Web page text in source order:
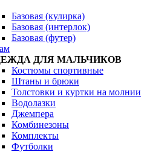
Базовая (кулирка)
Базовая (интерлок)
Базовая (футер)
ДЛЯ МАЛЬЧИКОВ
Костюмы спортивные
Штаны и брюки
Толстовки и куртки на молнии
Водолазки
Джемпера
Комбинезоны
Комплекты
Футболки